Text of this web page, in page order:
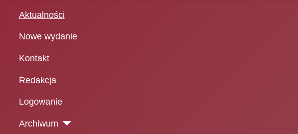
Aktualności
Nowe wydanie
Kontakt
Redakcja
Logowanie
Archiwum